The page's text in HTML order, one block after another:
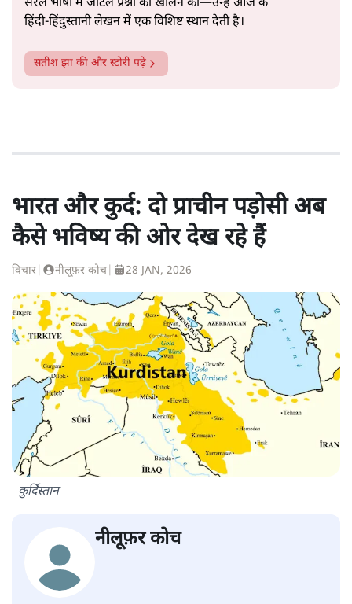
हिंदी‑हिंदुस्तानी लेखन में एक विशिष्ट स्थान देती है।
सतीश झा की और स्टोरी पढ़ें
भारत और कुर्द: दो प्राचीन पड़ोसी अब
कैसे भविष्य की ओर देख रहे हैं
विचार नीलूफ़र कोच 28 JAN, 2026
कुर्दिस्तान
नीलूफ़र कोच